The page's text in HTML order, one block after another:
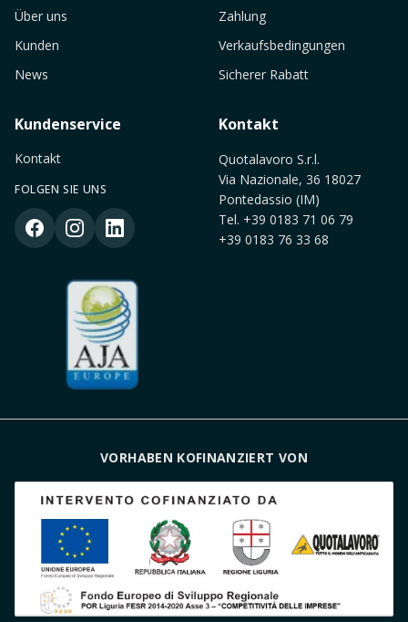
Über uns
Kunden
News
Zahlung
Verkaufsbedingungen
Sicherer Rabatt
Kundenservice
Kontakt
FOLGEN SIE UNS
Kontakt
Quotalavoro S.r.l.
Via Nazionale, 36 18027
Pontedassio (IM)
Tel. +39 0183 71 06 79
+39 0183 76 33 68
VORHABEN KOFINANZIERT VON